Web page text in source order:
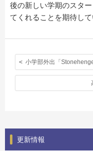
後の新しい学期のスタ
てくれることを期待して
更新情報